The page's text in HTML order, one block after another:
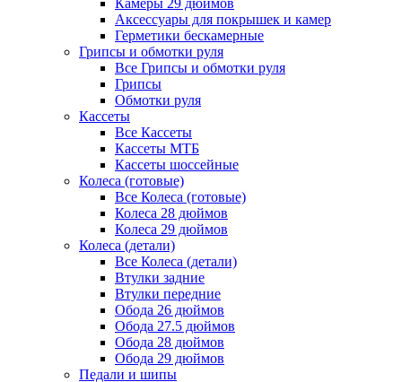
Камеры 29 дюймов
Аксессуары для покрышек и камер
Герметики бескамерные
Грипсы и обмотки руля
Все Грипсы и обмотки руля
Грипсы
Обмотки руля
Кассеты
Все Кассеты
Кассеты МТБ
Кассеты шоссейные
Колеса (готовые)
Все Колеса (готовые)
Колеса 28 дюймов
Колеса 29 дюймов
Колеса (детали)
Все Колеса (детали)
Втулки задние
Втулки передние
Обода 26 дюймов
Обода 27.5 дюймов
Обода 28 дюймов
Обода 29 дюймов
Педали и шипы